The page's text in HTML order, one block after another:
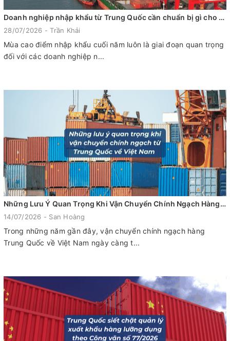
Doanh nghiệp nhập khẩu từ Trung Quốc cần chuẩn bị gì cho mùa cao điểm cuối năm 2026?
28/07/2026 - Trần Khải
Mùa cao điểm nhập khẩu cuối năm luôn là giai đoạn quan trọng
đối với các doanh nghiệp n...
Những Lưu Ý Quan Trọng Khi Vận Chuyển Chính Ngạch Hàng Trung Quốc Về Việt Nam
14/07/2026 - San Hoàng
Trong những năm gần đây, vận chuyển chính ngạch hàng
Trung Quốc về Việt Nam ngày càng t...